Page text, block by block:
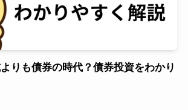
りも債券の時代？債券投資をわかり